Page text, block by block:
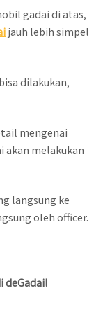
gadai di atas,
jauh lebih simpel
dilakukan,
mengenai
akan melakukan
langsung ke
oleh officer.
deGadai!